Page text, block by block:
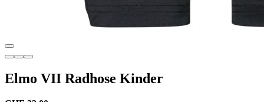
Elmo VII Radhose Kinder